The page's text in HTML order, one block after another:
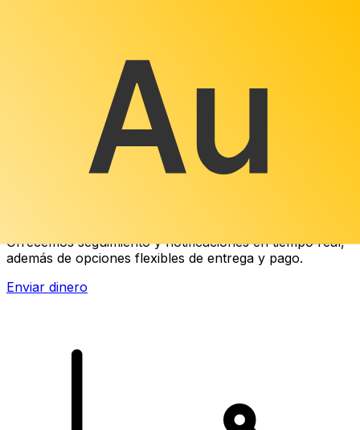
Ofrecemos seguimiento y notificaciones en tiempo real,
además de opciones flexibles de entrega y pago.
Enviar dinero